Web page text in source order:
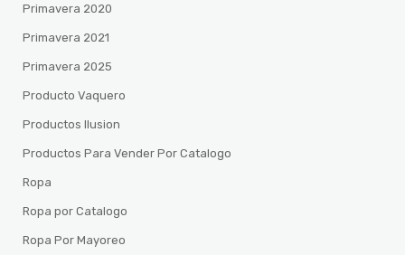
Primavera 2020
Primavera 2021
Primavera 2025
Producto Vaquero
Productos Ilusion
Productos Para Vender Por Catalogo
Ropa
Ropa por Catalogo
Ropa Por Mayoreo